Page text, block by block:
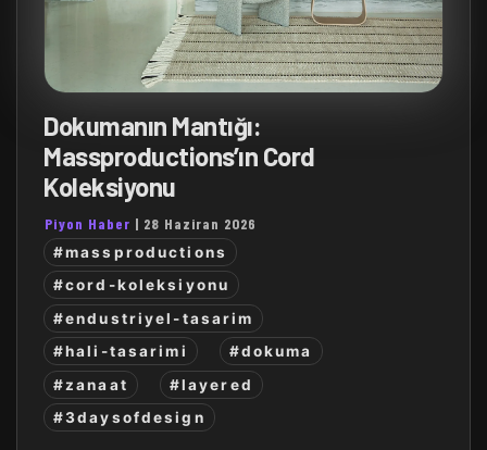
Dokumanın Mantığı:
Massproductions’ın Cord
Koleksiyonu
Piyon Haber | 28 Haziran 2026
#massproductions
#cord-koleksiyonu
#endustriyel-tasarim
#hali-tasarimi
#dokuma
#zanaat
#layered
#3daysofdesign